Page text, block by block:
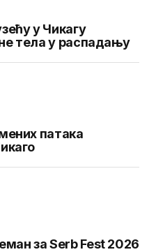
у Чикагу
тела у распадању
патака
за Serb Fest 2026